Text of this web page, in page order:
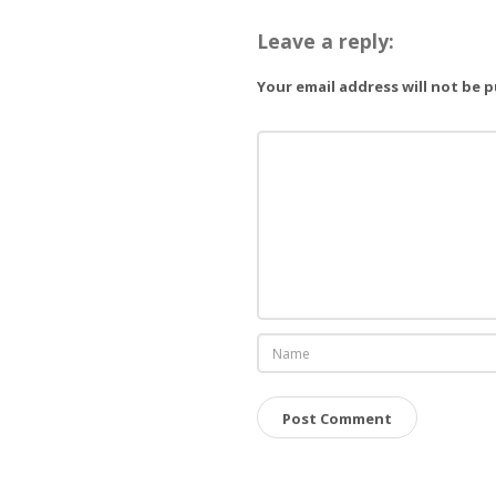
Leave a reply:
Your email address will not be